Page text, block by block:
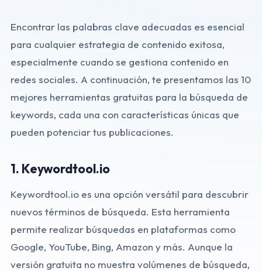
Encontrar las palabras clave adecuadas es esencial
para cualquier estrategia de contenido exitosa,
especialmente cuando se gestiona contenido en
redes sociales. A continuación, te presentamos las 10
mejores herramientas gratuitas para la búsqueda de
keywords, cada una con características únicas que
pueden potenciar tus publicaciones.
1. Keywordtool.io
Keywordtool.io es una opción versátil para descubrir
nuevos términos de búsqueda. Esta herramienta
permite realizar búsquedas en plataformas como
Google, YouTube, Bing, Amazon y más. Aunque la
versión gratuita no muestra volúmenes de búsqueda,